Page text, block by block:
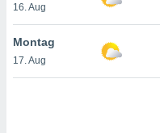
16. Aug
Montag
17. Aug